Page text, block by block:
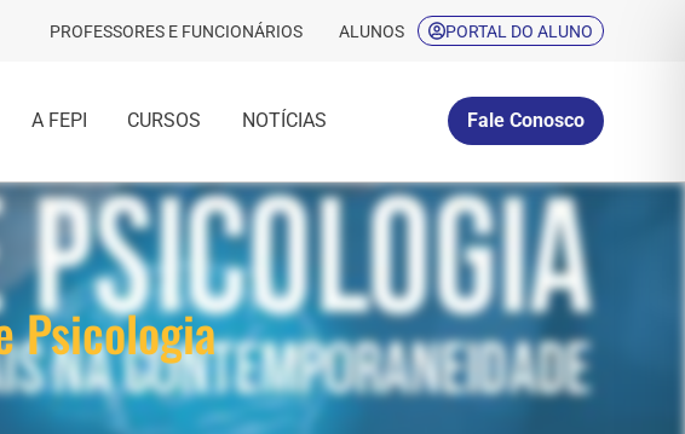
PROFESSORES E FUNCIONÁRIOS ALUNOS PORTAL DO ALUNO
A FEPI CURSOS NOTÍCIAS Fale Conosco
Psicologia